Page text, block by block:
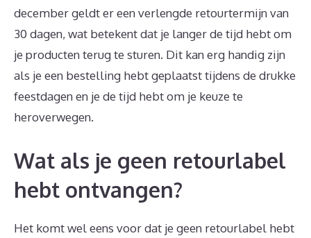
december geldt er een verlengde retourtermijn van
30 dagen, wat betekent dat je langer de tijd hebt om
je producten terug te sturen. Dit kan erg handig zijn
als je een bestelling hebt geplaatst tijdens de drukke
feestdagen en je de tijd hebt om je keuze te
heroverwegen.
Wat als je geen retourlabel
hebt ontvangen?
Het komt wel eens voor dat je geen retourlabel hebt